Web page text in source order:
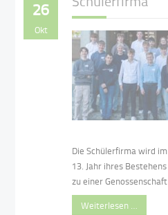
26
Okt
Die Schülerfirma wird im
13. Jahr ihres Bestehens
zu einer Genossenschaft
Weiterlesen …